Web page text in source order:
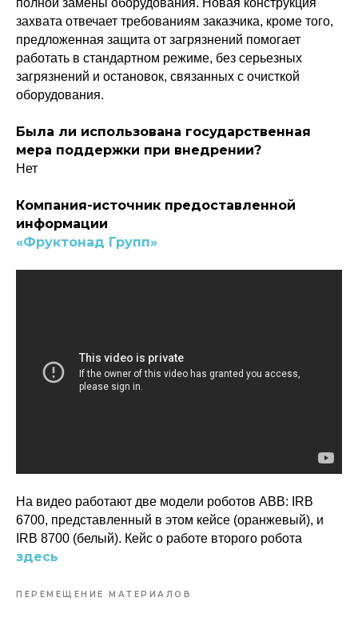
полной замены оборудования. Новая конструкция
захвата отвечает требованиям заказчика, кроме того,
предложенная защита от загрязнений помогает
работать в стандартном режиме, без серьезных
загрязнений и остановок, связанных с очисткой
оборудования.
Была ли использована государственная
мера поддержки при внедрении?
Нет
Компания-источник предоставленной
информации
«Фруктонад Групп»
На видео работают две модели роботов ABB: IRB
6700, представленный в этом кейсе (оранжевый), и
IRB 8700 (белый). Кейс о работе второго робота
здесь
ПЕРЕМЕЩЕНИЕ МАТЕРИАЛОВ